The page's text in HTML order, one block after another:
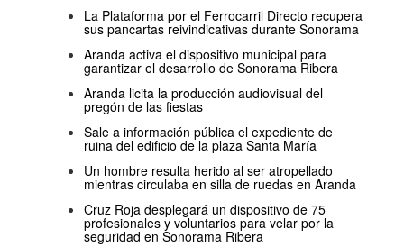
La Plataforma por el Ferrocarril Directo recupera
sus pancartas reivindicativas durante Sonorama
Aranda activa el dispositivo municipal para
garantizar el desarrollo de Sonorama Ribera
Aranda licita la producción audiovisual del
pregón de las fiestas
Sale a información pública el expediente de
ruina del edificio de la plaza Santa María
Un hombre resulta herido al ser atropellado
mientras circulaba en silla de ruedas en Aranda
Cruz Roja desplegará un dispositivo de 75
profesionales y voluntarios para velar por la
seguridad en Sonorama Ribera